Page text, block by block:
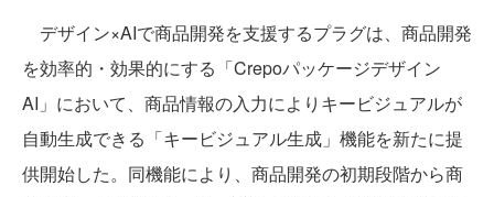
デザイン×AIで商品開発を支援するプラグは、商品開発
を効率的・効果的にする「Crepoパッケージデザイン
AI」において、商品情報の入力によりキービジュアルが
自動生成できる「キービジュアル生成」機能を新たに提
供開始した。同機能により、商品開発の初期段階から商